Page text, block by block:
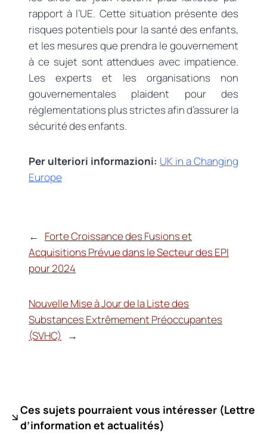
rapport à l’UE. Cette situation présente des
risques potentiels pour la santé des enfants,
et les mesures que prendra le gouvernement
à ce sujet sont attendues avec impatience.
Les experts et les organisations non
gouvernementales plaident pour des
réglementations plus strictes afin d’assurer la
sécurité des enfants.
Per ulteriori informazioni: UK in a Changing
Europe
←
Forte Croissance des Fusions et
Acquisitions Prévue dans le Secteur des EPI
pour 2024
Nouvelle Mise à Jour de la Liste des
Substances Extrêmement Préoccupantes
(SVHC)
→
Ces sujets pourraient vous intéresser (Lettre
d’information et actualités)